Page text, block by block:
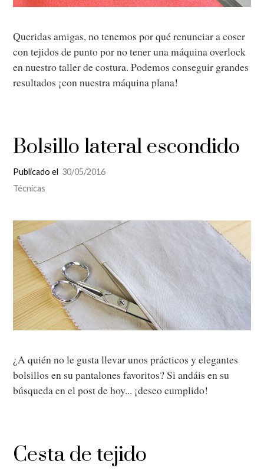
Queridas amigas, no tenemos por qué renunciar a coser
con tejidos de punto por no tener una máquina overlock
en nuestro taller de costura. Podemos conseguir grandes
resultados ¡con nuestra máquina plana!
Bolsillo lateral escondido
Publicado el 30/05/2016
Técnicas
¿A quién no le gusta llevar unos prácticos y elegantes
bolsillos en su pantalones favoritos? Si andáis en su
búsqueda en el post de hoy... ¡deseo cumplido!
Cesta de tejido